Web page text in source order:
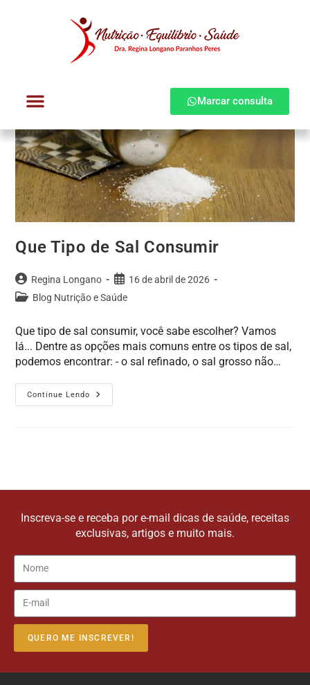
Marcar consulta
Que Tipo de Sal Consumir
Regina Longano
16 de abril de 2026
Blog Nutrição e Saúde
Que tipo de sal consumir, você sabe escolher? Vamos
lá... Dentre as opções mais comuns entre os tipos de sal,
podemos encontrar: - o sal refinado, o sal grosso não…
Continue Lendo
Inscreva-se e receba por e-mail dicas de saúde, receitas
exclusivas, artigos e muito mais.
QUERO ME INSCREVER!